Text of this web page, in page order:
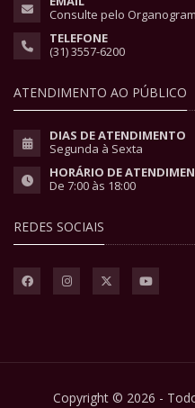
Consulte pelo
TELEFONE
(31) 3557-6200
ATENDIMENTO AO PÚBLICO
DIAS DE ATENDIMENTO
Segunda à Sexta
HORÁRIO DE
De 7:00 às 18:00
REDES SOCIAIS
Copyright © 2026 -